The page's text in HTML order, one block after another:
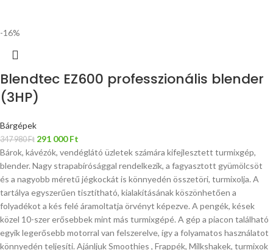
-16%
Blendtec EZ600 professzionális blender
(3HP)
Bárgépek
347 980Ft 291 000Ft
Bárok, kávézók, vendéglátó üzletek számára kifejlesztett turmixgép,
blender. Nagy strapabírósággal rendelkezik, a fagyasztott gyümölcsöt
és a nagyobb méretű jégkockát is könnyedén összetöri, turmixolja. A
tartálya egyszerűen tisztítható, kialakításának köszönhetően a
folyadékot a kés felé áramoltatja örvényt képezve. A pengék, kések
közel 10-szer erősebbek mint más turmixgépé. A gép a piacon található
egyik legerősebb motorral van felszerelve, így a folyamatos használatot
könnyedén teljesíti. Ajánljuk Smoothies , Frappék, Milkshakek, turmixok